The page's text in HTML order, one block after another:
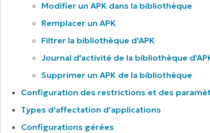
Modifier un APK dans la bibliothèque
Remplacer un APK
Filtrer la bibliothèque d'APK
Journal d'activité de la bibliothèque
Supprimer un APK de la bibliothèque
Configuration des restrictions et des
Types d'affectation d'applications
Configurations gérées